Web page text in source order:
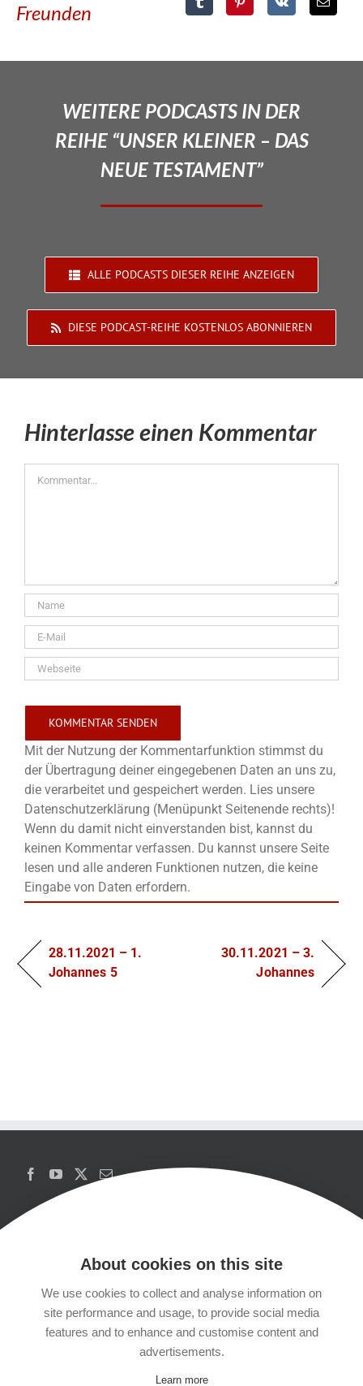
Freunden
WEITERE PODCASTS IN DER
REIHE “UNSER KLEINER – DAS
NEUE TESTAMENT”
ALLE PODCASTS DIESER REIHE ANZEIGEN
DIESE PODCAST-REIHE KOSTENLOS ABONNIEREN
Hinterlasse einen Kommentar
Mit der Nutzung der Kommentarfunktion stimmst du
der Übertragung deiner eingegebenen Daten an uns zu,
die verarbeitet und gespeichert werden. Lies unsere
Datenschutzerklärung (Menüpunkt Seitenende rechts)!
Wenn du damit nicht einverstanden bist, kannst du
keinen Kommentar verfassen. Du kannst unsere Seite
lesen und alle anderen Funktionen nutzen, die keine
Eingabe von Daten erfordern.
28.11.2021 – 1.
Johannes 5
30.11.2021 – 3.
Johannes
Copyrights
Datenschutzerklärung
About cookies on this site
We use cookies to collect and analyse information on
site performance and usage, to provide social media
features and to enhance and customise content and
advertisements.
Learn more